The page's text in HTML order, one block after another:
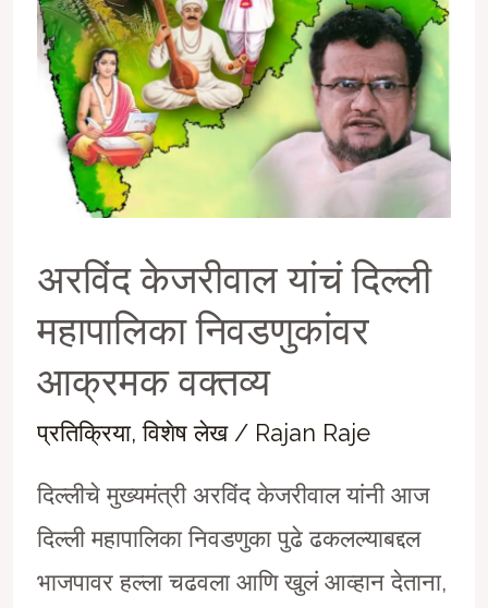
राष्ट्रीय
निमंत्रक
अरविंदजी
केजरिवाल
पक्षा’’तर्फे
हार्दिक
अभिनंदन…
अरविंद केजरीवाल यांचं दिल्ली
महापालिका निवडणुकांवर
आक्रमक वक्तव्य
प्रतिक्रिया,विशेष लेख/ Rajan Raje
दिल्लीचे मुख्यमंत्री अरविंद केजरीवाल यांनी आज
दिल्ली महापालिका निवडणुका पुढे ढकलल्याबद्दल
भाजपावर हल्ला चढवला आणि खुलं आव्हान देताना,